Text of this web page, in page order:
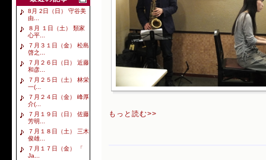
8月 2日（日） 守谷美
由...
８月 １日（土） 類家
心平...
７月３１日（金） 松島
啓之...
７月２６日（日） 近藤
和彦...
７月２５日（土） 林栄
一(...
７月２４日（金） 峰厚
介(...
７月１９日（日） 佐藤
芳明...
７月１８日（土） 三木
俊雄...
７月１７日（金） 「
Ja...
もっと読む>>